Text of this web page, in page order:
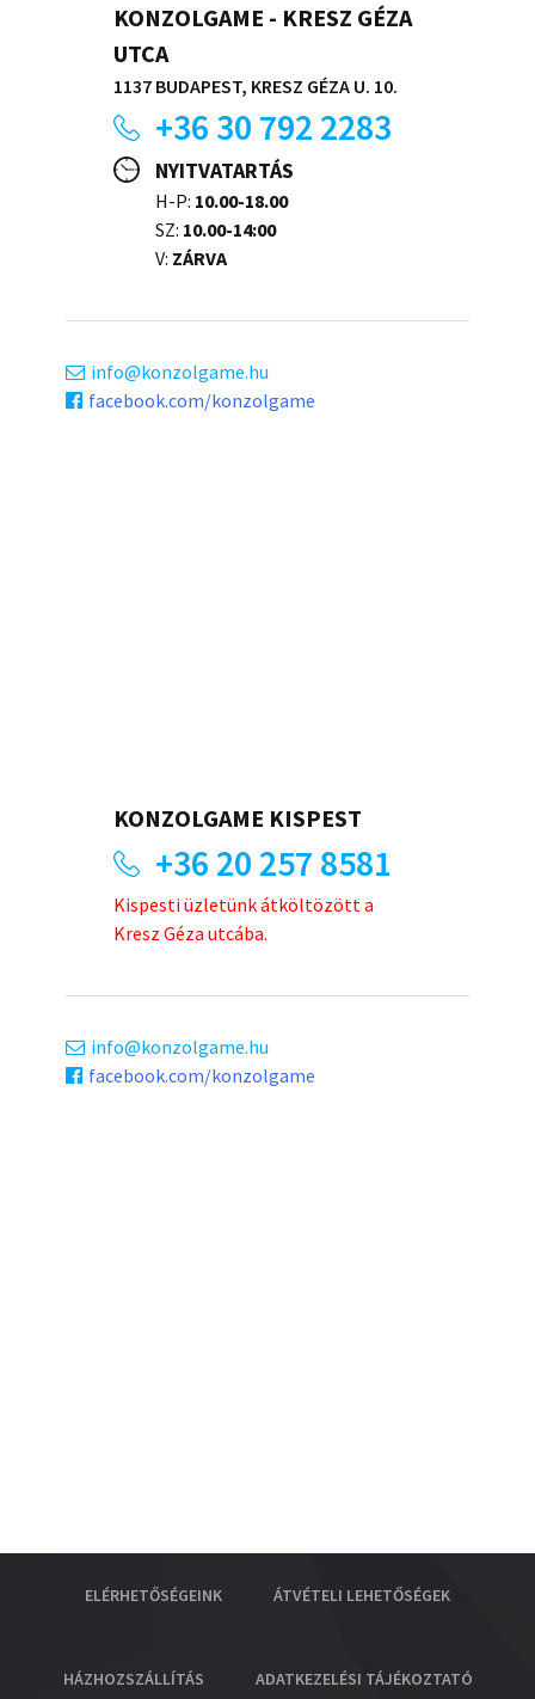
KONZOLGAME - KRESZ GÉZA
UTCA
1137 BUDAPEST, KRESZ GÉZA U. 10.
+36 30 792 2283
NYITVATARTÁS
H-P: 10.00-18.00
SZ: 10.00-14:00
V: ZÁRVA
info
konzolgame.hu
facebook.com/konzolgame
KONZOLGAME KISPEST
+36 20 257 8581
Kispesti üzletünk átköltözött a
Kresz Géza utcába.
info
konzolgame.hu
facebook.com/konzolgame
ELÉRHETŐSÉGEINK ÁTVÉTELI LEHETŐSÉGEK
HÁZHOZSZÁLLÍTÁS ADATKEZELÉSI TÁJÉKOZTATÓ